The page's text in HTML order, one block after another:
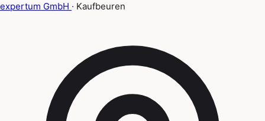
expertum GmbH · Kaufbeuren